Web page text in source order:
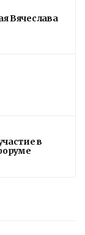
Вячеслава
в